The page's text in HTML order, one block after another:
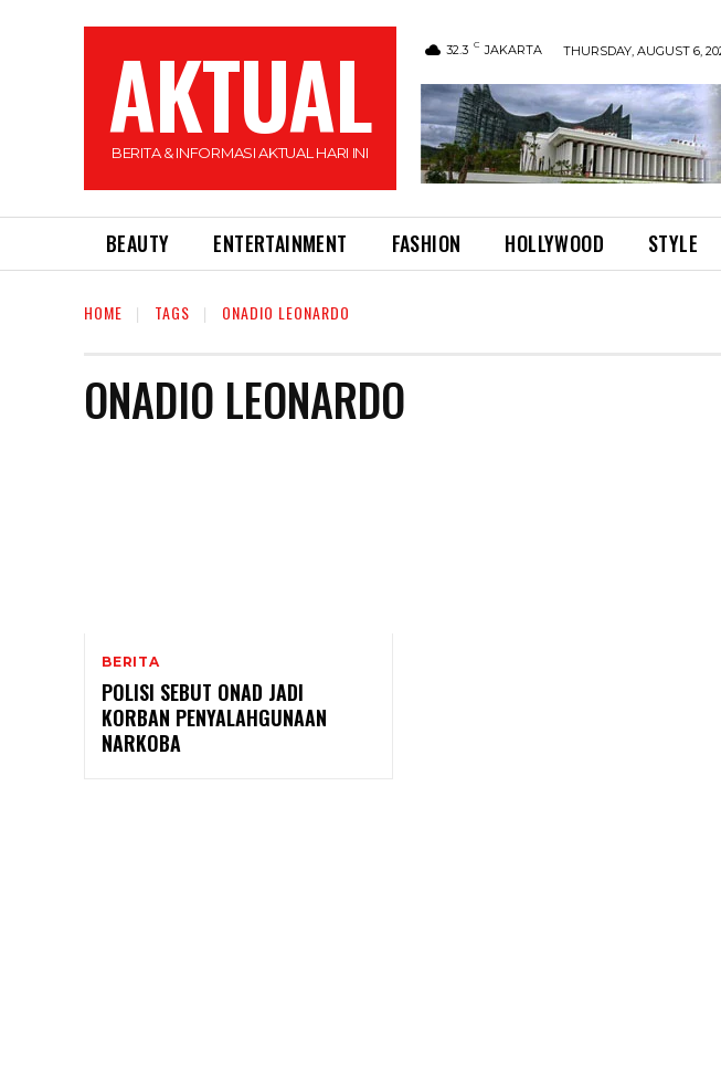
AKTUAL
BERITA & INFORMASI AKTUAL HARI INI
32.3 C JAKARTA THURSDAY, AUGUST 6,
BEAUTY ENTERTAINMENT FASHION HOLLYWOOD STYLE
HOME TAGS ONADIO LEONARDO
ONADIO LEONARDO
BERITA
POLISI SEBUT ONAD JADI
KORBAN PENYALAHGUNAAN
NARKOBA